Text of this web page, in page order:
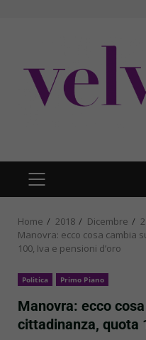
PRIMARY
MENU
Home 2018 Dicembre
Manovra: ecco cosa cambia
100, Iva e pensioni d’oro
Politica Primo Piano
Manovra: ecco
cittadinanza, quota